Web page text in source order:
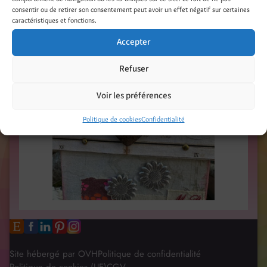
consentir ou de retirer son consentement peut avoir un effet négatif sur certaines
caractéristiques et fonctions.
Accepter
Refuser
Voir les préférences
Politique de cookiesConfidentialité
Site hébergé par OVHPolitique de confidentialité